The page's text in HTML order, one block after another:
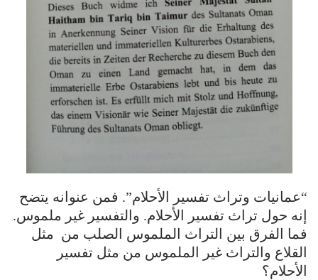
“عمانيات وتراث تفسير الأحلام”. فمن عنوانه يتضح
إنه حول تراث تفسير الأحلام. والتفسير غير ملموس.
فما الفرق بين التراث الملموس الصلب من مثل
القلاع والتراث غير الملموس من مثل تفسير
الأحلام؟